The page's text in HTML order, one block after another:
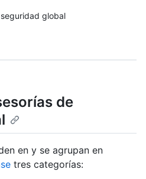
global
de
en y se agrupan en
tres categorías: